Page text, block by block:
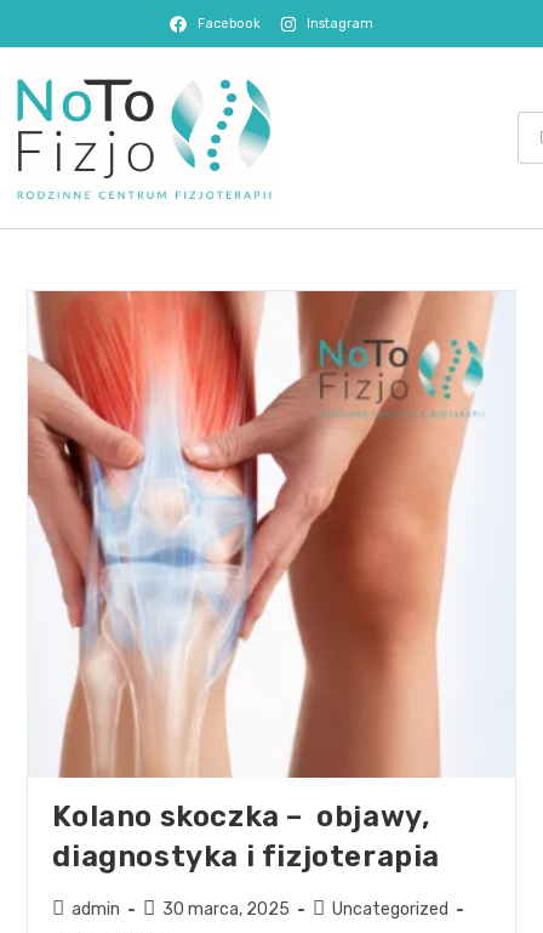
Facebook Instagram
Kolano skoczka – objawy,
diagnostyka i fizjoterapia
admin 30 marca, 2025
Uncategorized